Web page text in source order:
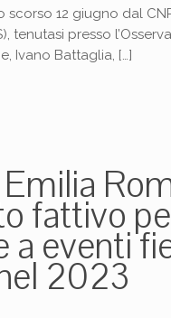
12 giugno dal
tenutasi presso
Ivano Battaglia, […]
fattivo
a eventi
2023